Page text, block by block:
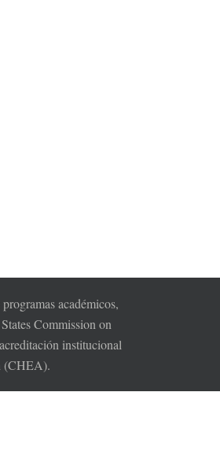
académicos,
Commission on
institucional
(CHEA).